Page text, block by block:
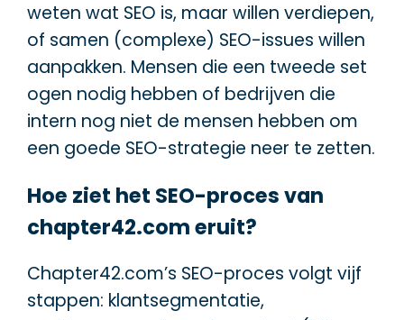
weten wat SEO is, maar willen verdiepen,
of samen (complexe) SEO-issues willen
aanpakken. Mensen die een tweede set
ogen nodig hebben of bedrijven die
intern nog niet de mensen hebben om
een goede SEO-strategie neer te zetten.
Hoe ziet het SEO-proces van
chapter42.com eruit?
Chapter42.com’s SEO-proces volgt vijf
stappen: klantsegmentatie,